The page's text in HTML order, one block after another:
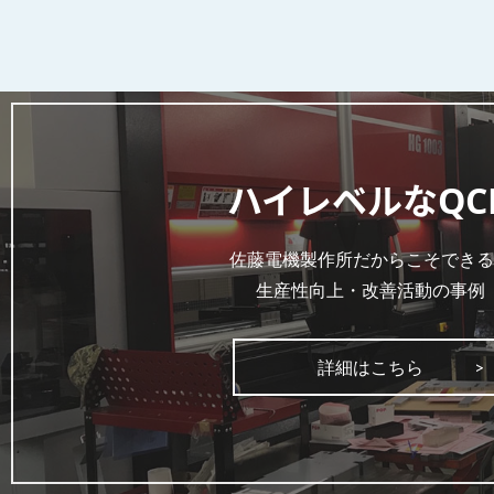
ハイレベルな
佐藤電機製作所だからこそでき
生産性向上・改善活動の事例
詳細はこちら